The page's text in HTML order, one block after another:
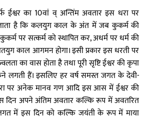
ईश्वर का 10वां व् अन्तिंम अवतार इस धरा पर
है कि कलयुग काल के अंत में जब कुकर्म की
पर सत्कर्म को स्थापित कर, अधर्म पर धर्म की
काल आगमन होगा। इसी प्रकार इस धरती पर
का वास होता है तथा पूरी सृष्टि ईश्वर की कृपा
लगती हैं। इसलिए हर वर्ष समस्त जगत के देवी-
पर अनेक मानव गण आदि इस आस में ईश्वर की
दिन अपने अंतिम अवतार कल्कि रूप में अवतरित
जगत में इस दिन को कल्कि जयंती के रूप में माया